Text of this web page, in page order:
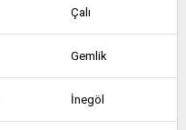
Çalı
Gemlik
İnegöl